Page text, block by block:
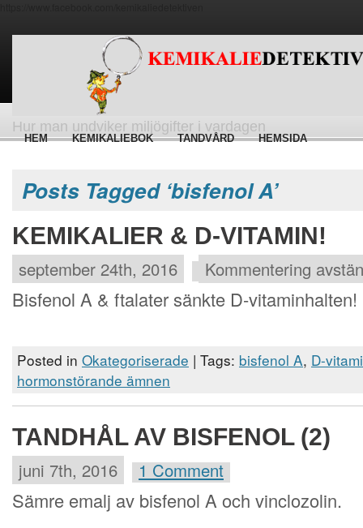
Hur man undviker miljögifter i vardagen
HEM KEMIKALIEBOK TANDVÅRD HEMSIDA
Posts Tagged ‘bisfenol A’
KEMIKALIER & D-VITAMIN!
september 24th, 2016 Kommentering
Bisfenol A & ftalater sänkte D-vitaminhalten!
Posted in Okategoriserade | Tags: bisfenol A, D-
hormonstörande ämnen
TANDHÅL AV BISFENOL (2)
juni 7th, 2016 1 Comment
Sämre emalj av bisfenol A och vinclozolin.